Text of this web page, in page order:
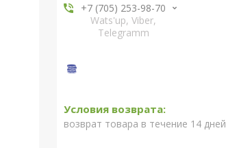
+7 (705) 253-98-70
Wats'up, Viber,
Telegramm
возврат товара в течение 14 дней